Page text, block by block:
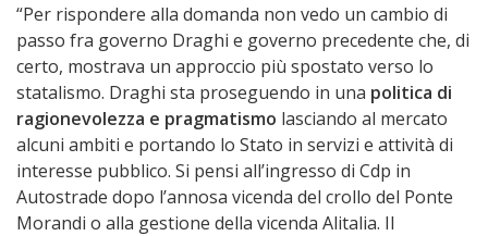
“Per rispondere alla domanda non vedo un cambio di
passo fra governo Draghi e governo precedente che, di
certo, mostrava un approccio più spostato verso lo
statalismo. Draghi sta proseguendo in una politica di
ragionevolezza e pragmatismo lasciando al mercato
alcuni ambiti e portando lo Stato in servizi e attività di
interesse pubblico. Si pensi all’ingresso di Cdp in
Autostrade dopo l’annosa vicenda del crollo del Ponte
Morandi o alla gestione della vicenda Alitalia. Il